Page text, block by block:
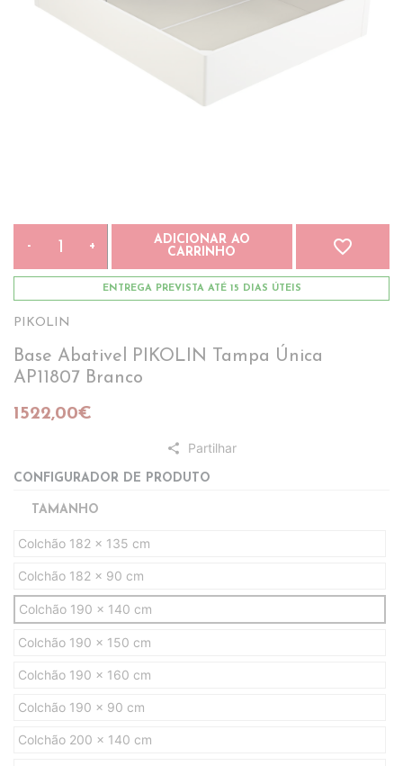
- +
ADICIONAR AO
CARRINHO
favorite_border
ENTREGA PREVISTA ATÉ 15 DIAS ÚTEIS
PIKOLIN
Base Abativel PIKOLIN Tampa Única
AP11807 Branco
1522,00€
share Partilhar
CONFIGURADOR DE PRODUTO
TAMANHO
Colchão 182 x 135 cm
Colchão 182 x 90 cm
Colchão 190 x 140 cm
Colchão 190 x 150 cm
Colchão 190 x 160 cm
Colchão 190 x 90 cm
Colchão 200 x 140 cm